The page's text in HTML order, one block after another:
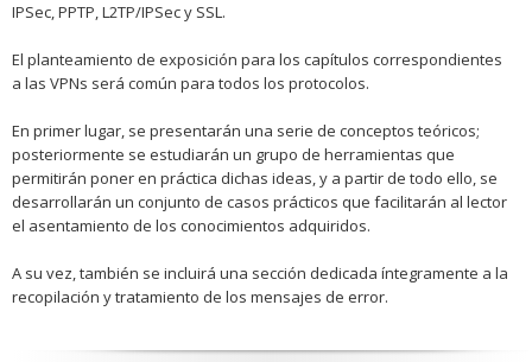
IPSec, PPTP, L2TP/IPSec y SSL.
El planteamiento de exposición para los capítulos correspondientes
a las VPNs será común para todos los protocolos.
En primer lugar, se presentarán una serie de conceptos teóricos;
posteriormente se estudiarán un grupo de herramientas que
permitirán poner en práctica dichas ideas, y a partir de todo ello, se
desarrollarán un conjunto de casos prácticos que facilitarán al lector
el asentamiento de los conocimientos adquiridos.
A su vez, también se incluirá una sección dedicada íntegramente a la
recopilación y tratamiento de los mensajes de error.